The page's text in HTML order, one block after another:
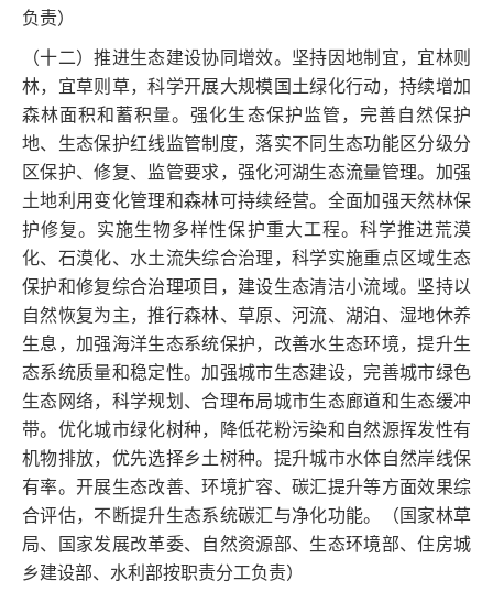
负责）
（十二）推进生态建设协同增效。坚持因地制宜，宜林则
林，宜草则草，科学开展大规模国土绿化行动，持续增加
森林面积和蓄积量。强化生态保护监管，完善自然保护
地、生态保护红线监管制度，落实不同生态功能区分级分
区保护、修复、监管要求，强化河湖生态流量管理。加强
土地利用变化管理和森林可持续经营。全面加强天然林保
护修复。实施生物多样性保护重大工程。科学推进荒漠
化、石漠化、水土流失综合治理，科学实施重点区域生态
保护和修复综合治理项目，建设生态清洁小流域。坚持以
自然恢复为主，推行森林、草原、河流、湖泊、湿地休养
生息，加强海洋生态系统保护，改善水生态环境，提升生
态系统质量和稳定性。加强城市生态建设，完善城市绿色
生态网络，科学规划、合理布局城市生态廊道和生态缓冲
带。优化城市绿化树种，降低花粉污染和自然源挥发性有
机物排放，优先选择乡土树种。提升城市水体自然岸线保
有率。开展生态改善、环境扩容、碳汇提升等方面效果综
合评估，不断提升生态系统碳汇与净化功能。（国家林草
局、国家发展改革委、自然资源部、生态环境部、住房城
乡建设部、水利部按职责分工负责）